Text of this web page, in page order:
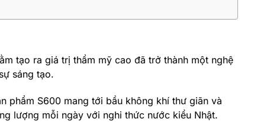
tạo ra giá trị thẩm mỹ cao đã trở thành một nghệ
sáng tạo.
phẩm S600 mang tới bầu không khí thư giãn và
lượng mỗi ngày với nghi thức nước kiểu Nhật.